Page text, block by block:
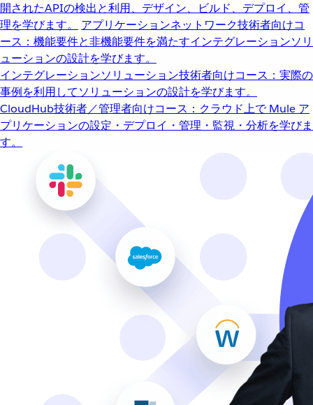
開されたAPIの検出と利用、デザイン、ビルド、デプロイ、管
理を学びます。
アプリケーションネットワーク技術者向けコ
ース：機能要件と非機能要件を満たすインテグレーションソリ
ューションの設計を学びます。
インテグレーションソリューション技術者向けコース：実際の
事例を利用してソリューションの設計を学びます。
CloudHub技術者／管理者向けコース：クラウド上で Mule ア
プリケーションの設定・デプロイ・管理・監視・分析を学びま
す。